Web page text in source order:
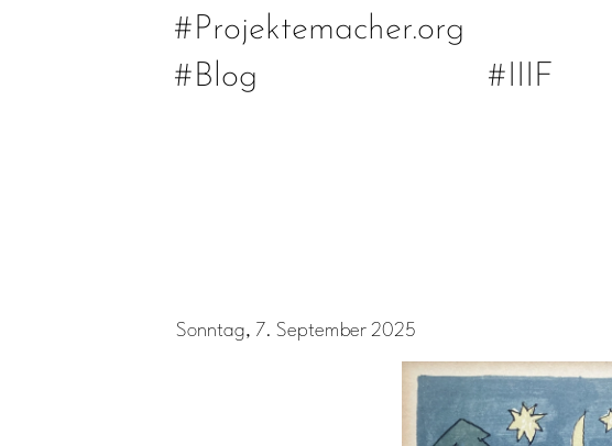
#Projektemacher.org
#Blog
#IIIF
Sonntag, 7. September 2025